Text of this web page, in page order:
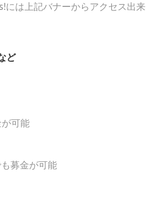
には上記バナーからアクセス出来
ど
可能
募金が可能